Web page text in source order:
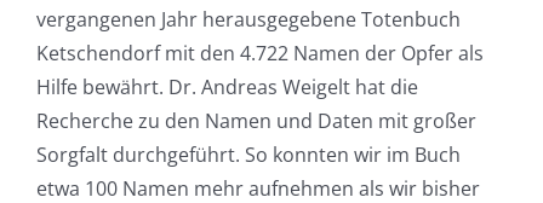
vergangenen Jahr herausgegebene Totenbuch
Ketschendorf mit den 4.722 Namen der Opfer als
Hilfe bewährt. Dr. Andreas Weigelt hat die
Recherche zu den Namen und Daten mit großer
Sorgfalt durchgeführt. So konnten wir im Buch
etwa 100 Namen mehr aufnehmen als wir bisher